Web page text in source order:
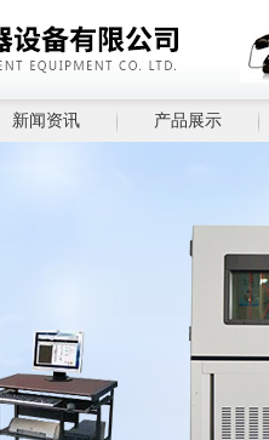
新闻资讯 产品展示